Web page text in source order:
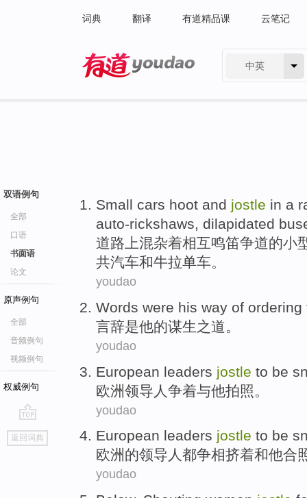
词典 翻译 有道精品课 云笔记
中英
双语例句
全部
口语
书面语
论文
原声例句
全部
音频例句
视频例句
权威例句
go
top
返回词典
Small cars hoot and jostle in a
auto-rickshaws, dilapidated
道路上混杂着相互鸣笛争道的小
共汽车和牛拉单车。
youdao
Words were his way of
言辞是他的谋生之道。
youdao
European leaders jostle to be
欧洲领导人 争着与他拍照 。
youdao
European leaders jostle to be
欧洲 的领导人 都争相挤着和他合
youdao